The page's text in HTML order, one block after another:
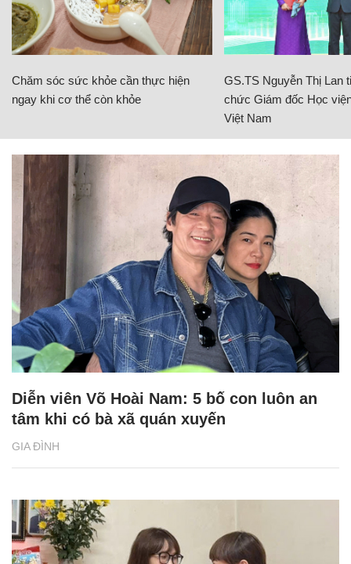
Chăm sóc sức khỏe cần thực hiện
ngay khi cơ thể còn khỏe
GS.TS Nguyễn Thị Lan
chức Giám đốc Học
Việt Nam
GIA ĐÌNH
Diễn viên Võ Hoài Nam: 5 bố con luôn an
tâm khi có bà xã quán xuyến